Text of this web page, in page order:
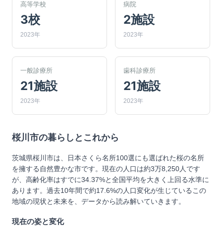
高等学校
3校
2023年
病院
2施設
2023年
一般診療所
21施設
2023年
歯科診療所
21施設
2023年
桜川市の暮らしとこれから
茨城県桜川市は、日本さくら名所100選にも選ばれた桜の名所
を擁する自然豊かな市です。現在の人口は約3万8,250人です
が、高齢化率はすでに34.37%と全国平均を大きく上回る水準に
あります。過去10年間で約17.6%の人口変化が生じているこの
地域の現状と未来を、データから読み解いていきます。
現在の姿と変化